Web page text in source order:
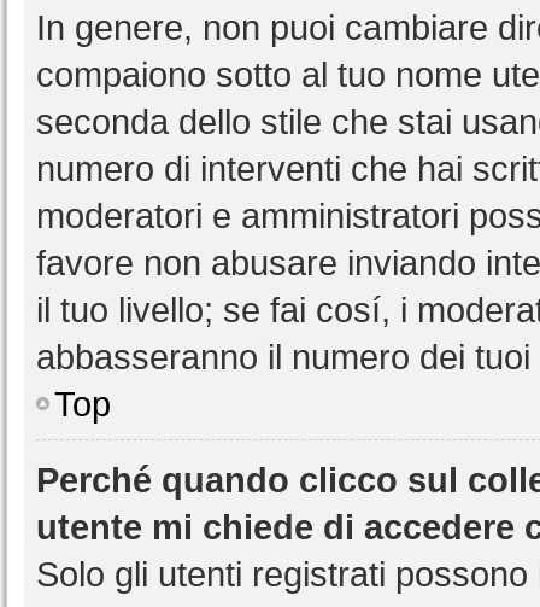
In genere, non puoi cambiare
compaiono sotto al tuo nome
seconda dello stile che stai
numero di interventi che hai
moderatori e amministratori
favore non abusare inviando
il tuo livello; se fai cosí, i
abbasseranno il numero dei
Top
Perché quando clicco sul
utente mi chiede di accedere
Solo gli utenti registrati